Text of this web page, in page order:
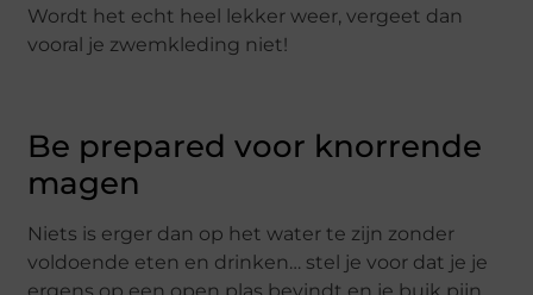
Wordt het echt heel lekker weer, vergeet dan
vooral je zwemkleding niet!
Be prepared voor knorrende
magen
Niets is erger dan op het water te zijn zonder
voldoende eten en drinken… stel je voor dat je je